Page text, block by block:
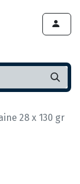
28 x 130 gr